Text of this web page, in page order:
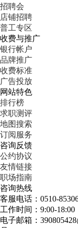
招聘会
店铺招聘
普工专区
收费与推广
银行帐户
品牌推广
收费标准
广告投放
网站特色
排行榜
求职测评
地图搜索
订阅服务
咨询反馈
公约协议
友情链接
职场指南
咨询热线
客服电话：0510-
工作时间：9:00-18:00
电子邮箱：